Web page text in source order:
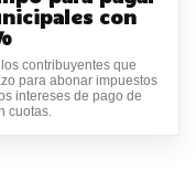
con
contribuyentes que
para abonar impuestos
intereses de pago de
cuotas.